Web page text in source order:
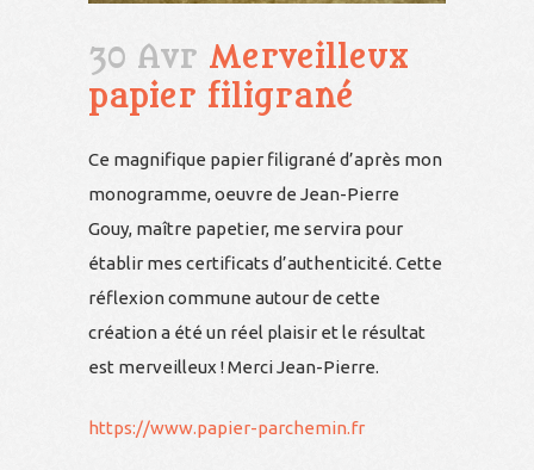
30 Avr Merveilleux
papier filigrané
Ce magnifique papier filigrané d’après mon
monogramme, oeuvre de Jean-Pierre
Gouy, maître papetier, me servira pour
établir mes certificats d’authenticité. Cette
réflexion commune autour de cette
création a été un réel plaisir et le résultat
est merveilleux ! Merci Jean-Pierre.
https://www.papier-parchemin.fr